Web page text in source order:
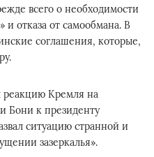
всего о необходимости
и отказа от самообмана. В
соглашения, которые,
реакцию Кремля на
Бони к президенту
ситуацию странной и
зазеркалья».